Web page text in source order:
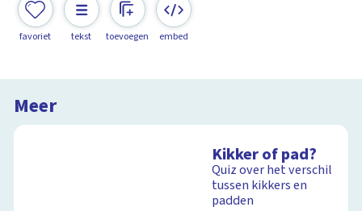
favoriet tekst toevoegen embed
Meer
Kikker of pad?
Quiz over het verschil
tussen kikkers en
padden